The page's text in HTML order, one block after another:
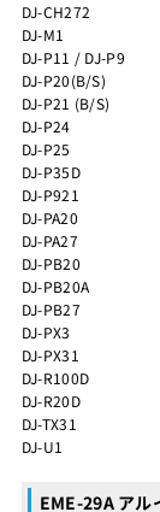
DJ-CH272
DJ-M1
DJ-P11 / DJ-P9
DJ-P20(B/S)
DJ-P21 (B/S)
DJ-P24
DJ-P25
DJ-P35D
DJ-P921
DJ-PA20
DJ-PA27
DJ-PB20
DJ-PB20A
DJ-PB27
DJ-PX3
DJ-PX31
DJ-R100D
DJ-R20D
DJ-TX31
DJ-U1
EME-29A アル